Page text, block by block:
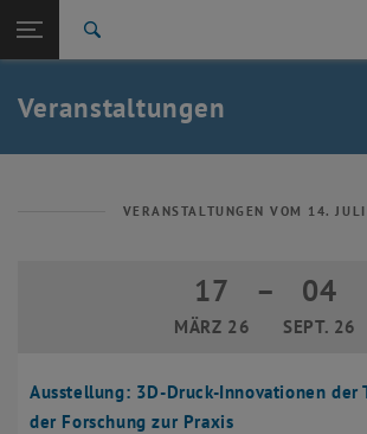
TU Login
Quicklinks
Quicklinks-Menü umschalten
Studium
Karriere
Zurück: Subseiten von Aktuelles auflisten
Aktuelles
Veranstaltungen
VERANSTALTUNGEN VOM 14.
Ausstellung: 3D-Druck-Innovationen der
der Forschung zur Praxis
17
MÄRZ 26
17 März 2026
– 04
SEPT. 26